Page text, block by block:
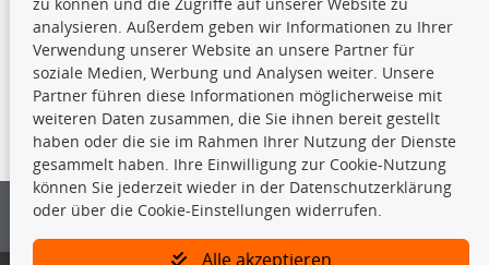
Die hier angezeigten Daten insbesondere die gesamte Datenbank dürfen
nicht kopiert werden.
Es ist zu unterlassen, die Daten oder die gesamte Datenbank ohne
vorherige Zustimmung von TecDoc zu vervielfältigen, zu verbreiten
und/oder diese Handlungen durch Dritte ausführen zu lassen. Ein
analysieren. Außerdem geben wir Informationen zu Ihrer
Verwendung unserer Website an unsere Partner für
soziale Medien, Werbung und Analysen weiter. Unsere
Partner führen diese Informationen möglicherweise mit
weiteren Daten zusammen, die Sie ihnen bereit gestellt
haben oder die sie im Rahmen Ihrer Nutzung der Dienste
gesammelt haben. Ihre Einwilligung zur Cookie-Nutzung
können Sie jederzeit wieder in der Datenschutzerklärung
oder über die Cookie-Einstellungen widerrufen.
Alle akzeptieren